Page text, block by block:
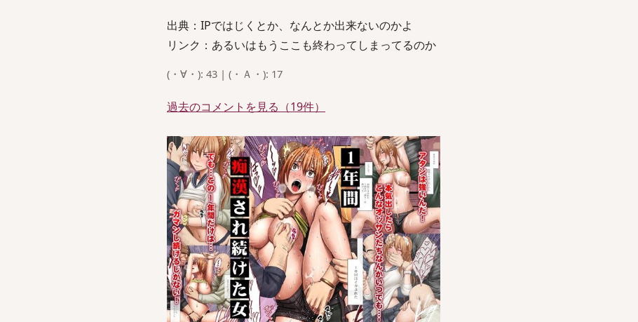
出典：IPではじくとか、なんとか出来ないのかよ
リンク：あるいはもうここも終わってしまってるのか
(・∀・): 43 | (・Ａ・): 17
過去のコメントを見る（19件）